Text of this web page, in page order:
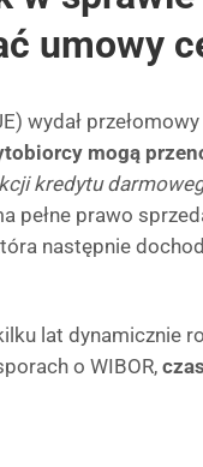
umowy
wydał
mogą
kredytu
pełne prawo
następnie
lat dynamicznie
o WIBOR,